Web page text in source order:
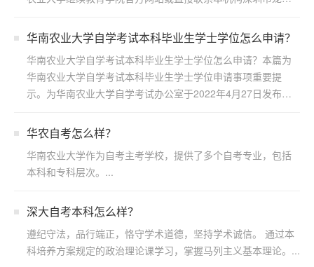
华南农业大学自学考试本科毕业生学士学位怎么申请？
华南农业大学自学考试本科毕业生学士学位怎么申请？本篇为
华南农业大学自学考试本科毕业生学士学位申请事项重要提
示。为华南农业大学自学考试办公室于2022年4月27日发布，
华农自考怎么样？
华南农业大学作为自考主考学校，提供了多个自考专业，包括
本科和专科层次。...
深大自考本科怎么样？
遵纪守法，品行端正，恪守学术道德，坚持学术诚信。 通过本
科培养方案规定的政治理论课学习，掌握马列主义基本理论。...